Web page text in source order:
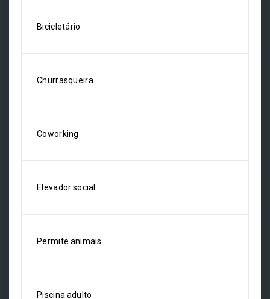
Bicicletário
Churrasqueira
Coworking
Elevador social
Permite animais
Piscina adulto